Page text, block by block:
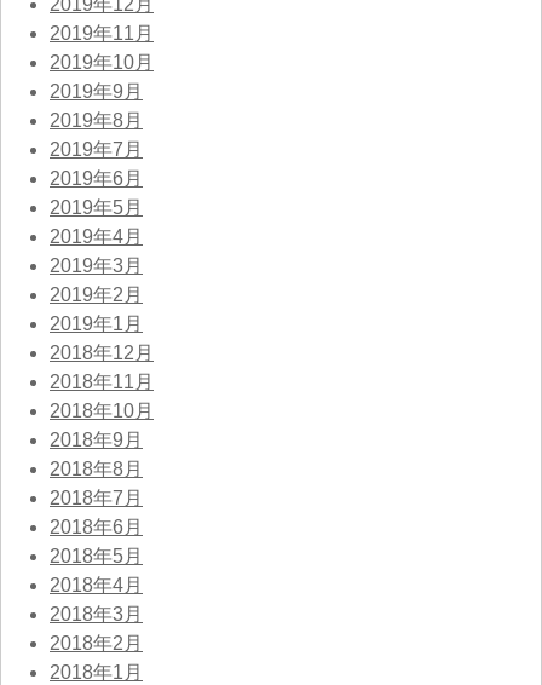
2019年12月
2019年11月
2019年10月
2019年9月
2019年8月
2019年7月
2019年6月
2019年5月
2019年4月
2019年3月
2019年2月
2019年1月
2018年12月
2018年11月
2018年10月
2018年9月
2018年8月
2018年7月
2018年6月
2018年5月
2018年4月
2018年3月
2018年2月
2018年1月